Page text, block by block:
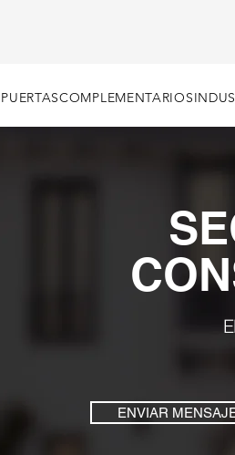
PUERTASCOMPLEMENTARIOS
ENVIAR